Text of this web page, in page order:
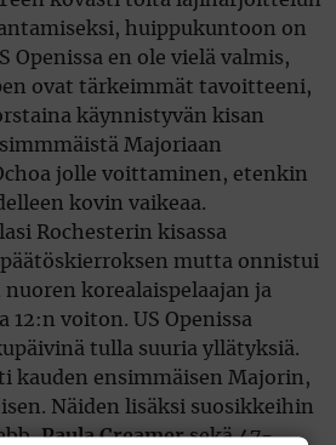
huippukuntoon on
Openissa en ole vielä valmis,
ovat tärkeimmät tavoitteeni,
käynnistyvän kisan
Majoriaan
jolle voittaminen, etenkin
kovin vaikeaa.
Rochesterin kisassa
mutta onnistui
korealaispelaajan ja
12:n voiton. US Openissa
tulla suuria yllätyksiä.
kauden ensimmäisen Majorin,
Näiden lisäksi suosikkeihin
Paula Creamersekä 47-